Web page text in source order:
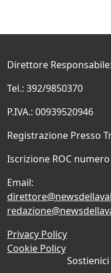
Direttore
Tel.: 392/9850370
P.IVA.: 00939520946
Registrazione Presso
Iscrizione ROC
Email:
Privacy Policy
Cookie Policy